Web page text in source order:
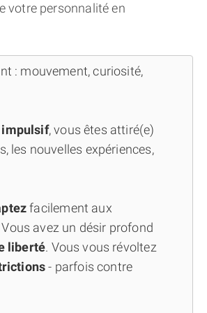
votre personnalité en
: mouvement, curiosité,
impulsif, vous êtes attiré(e)
les nouvelles expériences,
facilement aux
avez un désir profond
liberté. Vous vous révoltez
- parfois contre